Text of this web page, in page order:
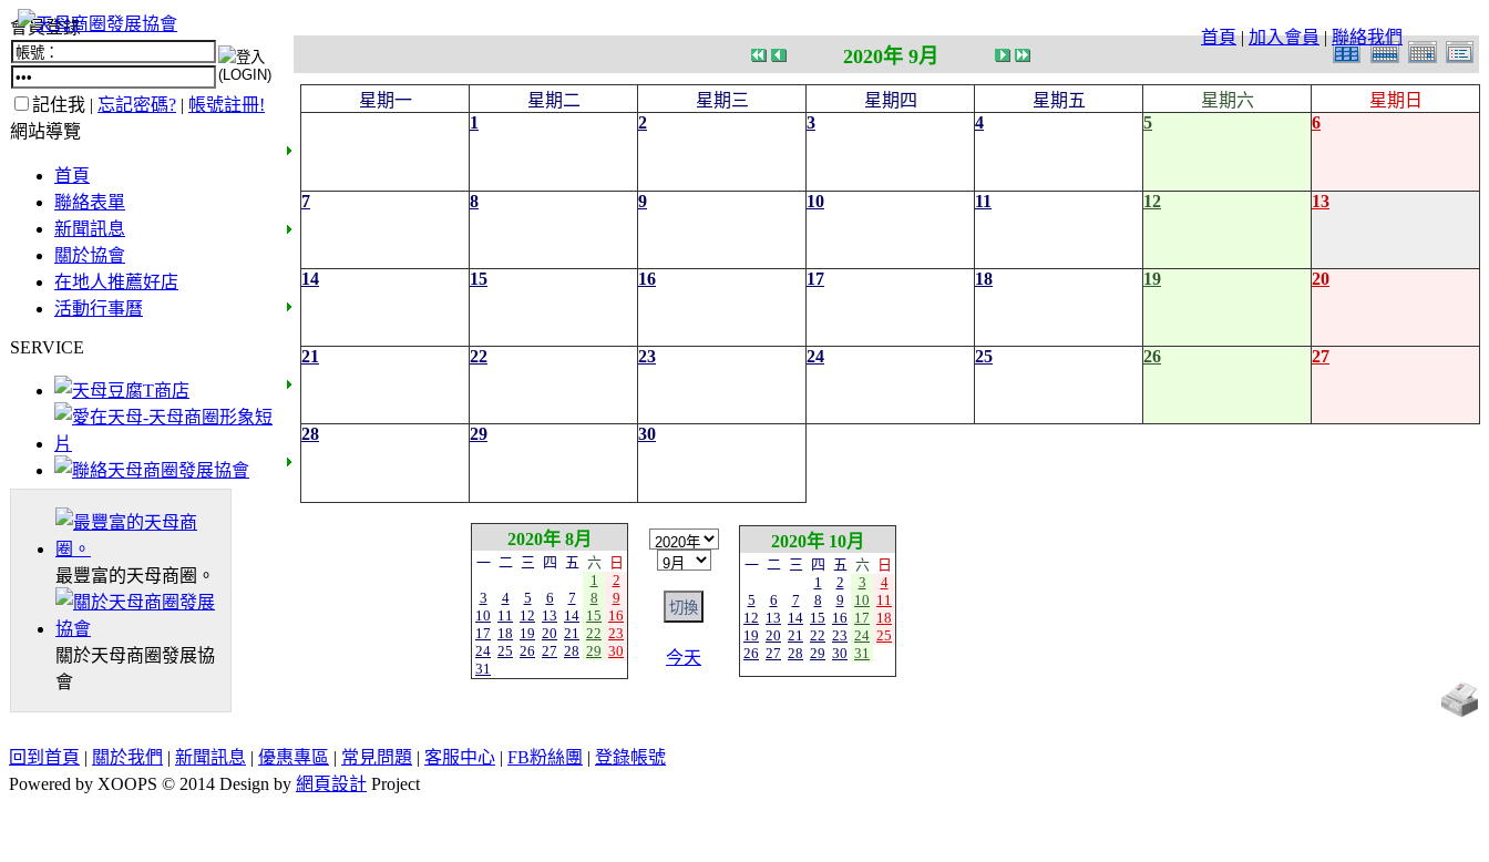
首頁|加入會員|聯絡我們
會員登錄
記住我 | 忘記密碼? | 帳號註冊!
網站導覽
首頁
聯絡表單
新聞訊息
關於協會
在地人推薦好店
活動行事曆
SERVICE
最豐富的天母商圈。
關於天母商圈發展協
會
2020年 9月
星期一 星期二 星期三 星期四 星期五 星期六
星期日
1
2 3 4 5 6
7 8 9 10 11 12 13
14 15 16 17 18 19 20
21 22 23 24 25 26 27
28 29 30
2020年 8月
一 二 三 四 五 六
日
1
2
3
4 5 6 7 8
9
10 11 12 13 14 15 16
17 18 19 20 21 22 23
24 25 26 27 28 29 30
31
今天
2020年 10月
一 二 三 四 五 六
日
1
2 3
4
5
6 7 8 9 10 11
12 13 14 15 16 17 18
19 20 21 22 23 24 25
26 27 28 29 30 31
回到首頁 | 關於我們 | 新聞訊息 | 優惠專區 | 常見問題 | 客服中心 | FB粉絲團 | 登錄帳號
Powered by XOOPS © 2014 Design by 網頁設計 Project